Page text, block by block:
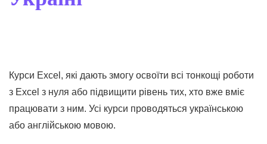
Курси Excel, які дають змогу освоїти всі тонкощі роботи
з Excel з нуля або підвищити рівень тих, хто вже вміє
працювати з ним. Усі курси проводяться українською
або англійською мовою.